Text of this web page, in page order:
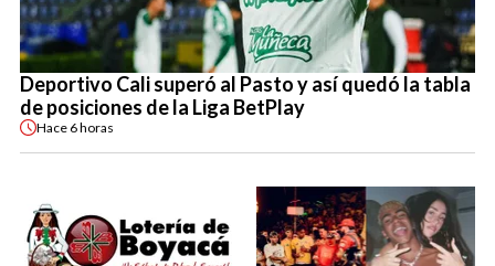
Deportivo Cali superó al Pasto y así quedó la tabla
de posiciones de la Liga BetPlay
Hace 6 horas